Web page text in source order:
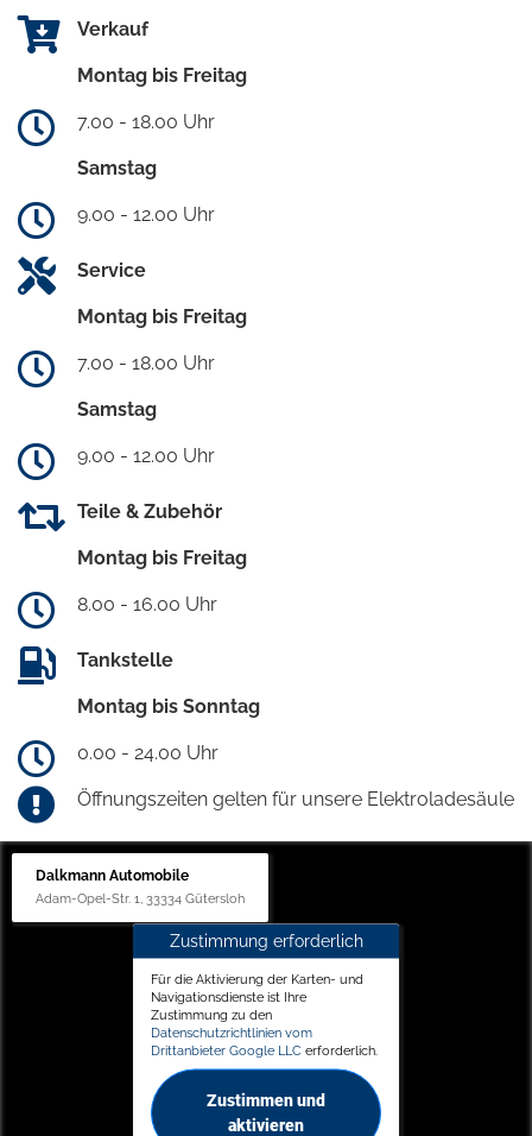
Verkauf
Montag bis Freitag
7.00 - 18.00 Uhr
Samstag
9.00 - 12.00 Uhr
Service
Montag bis Freitag
7.00 - 18.00 Uhr
Samstag
9.00 - 12.00 Uhr
Teile & Zubehör
Montag bis Freitag
8.00 - 16.00 Uhr
Tankstelle
Montag bis Sonntag
0.00 - 24.00 Uhr
Öffnungszeiten gelten für unsere Elektroladesäule
Dalkmann Automobile
Adam-Opel-Str. 1, 33334 Gütersloh
Zustimmung erforderlich
Für die Aktivierung der Karten- und
Navigationsdienste ist Ihre
Zustimmung zu den
Datenschutzrichtlinien vom
Drittanbieter Google LLC erforderlich.
Zustimmen und
aktivieren